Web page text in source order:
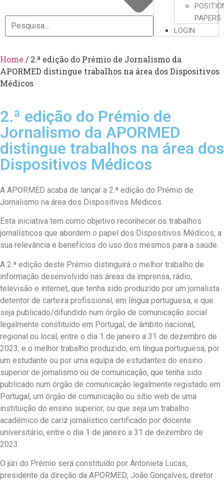
PAPERS
LOGIN
Home / 2.ª edição do Prémio de Jornalismo da
APORMED distingue trabalhos na área dos Dispositivos
Médicos
2.ª edição do Prémio de
Jornalismo da APORMED
distingue trabalhos na área dos
Dispositivos Médicos
A APORMED acaba de lançar a 2.ª edição do Prémio de
Jornalismo na área dos Dispositivos Médicos.
Esta iniciativa tem como objetivo reconhecer os trabalhos
jornalísticos que abordem o papel dos Dispositivos Médicos, a
sua relevância e benefícios do uso dos mesmos para a saúde.
A 2.ª edição deste Prémio distinguirá o melhor trabalho de
informação desenvolvido nas áreas da imprensa, rádio,
televisão e internet, que tenha sido produzido por um jornalista
detentor de carteira profissional, em língua portuguesa, e que
seja publicado/difundido num órgão de comunicação social
legalmente constituído em Portugal, de âmbito nacional,
regional ou local, entre o dia 1 de janeiro a 31 de dezembro de
2023; e o melhor trabalho produzido, em língua portuguesa, por
um estudante ou por uma equipa de estudantes do ensino
superior de jornalismo ou de comunicação, que tenha sido
publicado num órgão de comunicação legalmente registado em
Portugal, um órgão de comunicação ou sítio web de uma
instituição do ensino superior, ou que seja um trabalho
académico de cariz jornalístico certificado por docente
universitário, entre o dia 1 de janeiro a 31 de dezembro de
2023.
O júri do Prémio será constituído por Antonieta Lucas,
presidente da direção da APORMED; João Gonçalves, diretor